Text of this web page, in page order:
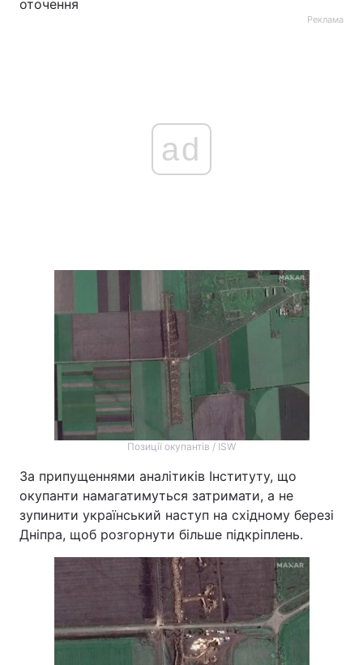
оточення
Реклама
ad
Позиції окупантів / ISW
За припущеннями аналітиків Інституту, що
окупанти намагатимуться затримати, а не
зупинити український наступ на східному березі
Дніпра, щоб розгорнути більше підкріплень.